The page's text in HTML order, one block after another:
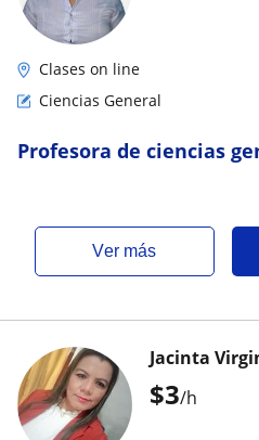
Clases on line
Ciencias General
Profesora de ciencias
ver más
$3/h
Jacinta